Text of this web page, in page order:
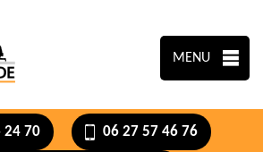
MENU
24 70 06 27 57 46 76